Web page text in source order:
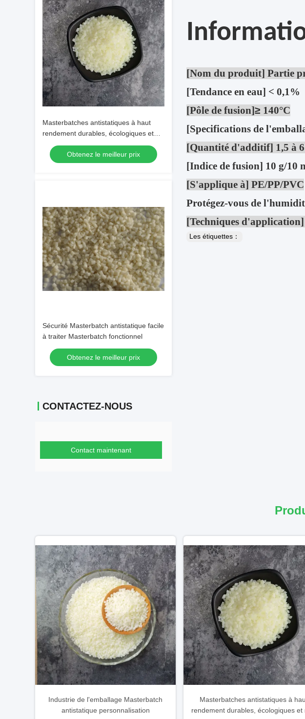
Masterbatches antistatiques à haut
rendement durables, écologiques et
non toxiques
Obtenez le meilleur prix
Sécurité Masterbatch antistatique facile
à traiter Masterbatch fonctionnel
Obtenez le meilleur prix
CONTACTEZ-NOUS
Contact maintenant
[Nom du produit] Partie
[Tendance en eau] < 0,1%
[Pôle de fusion]≥ 140°C
[Specifications de
[Quantité d'additif] 1,5 à
[Indice de fusion] 10 g/10
[S'applique à] PE/PP/PVC
Protégez-vous de
[Techniques
Les étiquettes：
Industrie de l'emballage Masterbatch
antistatique personnalisation
Masterbatches antistatiques à
rendement durables, écologiques et